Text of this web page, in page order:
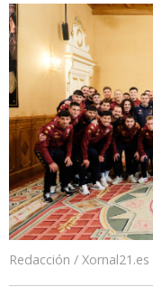
Redacción / Xornal21.es